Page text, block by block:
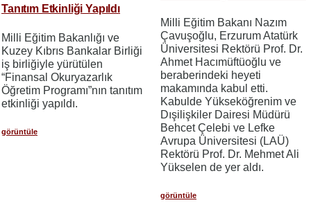
Tanıtım Etkinliği Yapıldı
Milli Eğitim Bakanlığı ve
Kuzey Kıbrıs Bankalar Birliği
iş birliğiyle yürütülen
“Finansal Okuryazarlık
Öğretim Programı”nın tanıtım
etkinliği yapıldı.
görüntüle
Milli Eğitim Bakanı Nazım
Çavuşoğlu, Erzurum Atatürk
Üniversitesi Rektörü Prof. Dr.
Ahmet Hacımüftüoğlu ve
beraberindeki heyeti
makamında kabul etti.
Kabulde Yükseköğrenim ve
Dışilişkiler Dairesi Müdürü
Behcet Çelebi ve Lefke
Avrupa Üniversitesi (LAÜ)
Rektörü Prof. Dr. Mehmet Ali
Yükselen de yer aldı.
görüntüle